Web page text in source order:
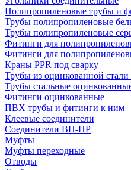
Полипропиленовые трубы и
Трубы полипропиленовые
Трубы полипропиленовые
Фитинги для
Фитинги для
Краны PPR под сварку
Трубы из оцинкованной
Трубы стальные
Фитинги оцинкованные
ПВХ трубы и фитинги к ним
Клеевые соединители
Соединители ВН-НР
Муфты
Муфты переходные
Отводы